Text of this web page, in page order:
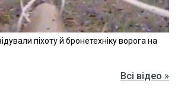
піхоту й бронетехніку ворога на
Всі відео »